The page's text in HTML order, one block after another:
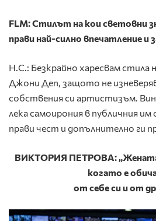
FLM: Стилът на кои световни
прави най-силно впечатление и
Н.С.: Безкрайно харесвам
Джони Деп, защото не
собствения си артистизъм.
лека самоирония в публичния
прави чест и допълнително ги
ВИКТОРИЯ ПЕТРОВА: „Жената
когато е
от себе си и от